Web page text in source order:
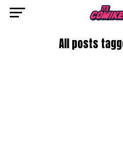
All posts